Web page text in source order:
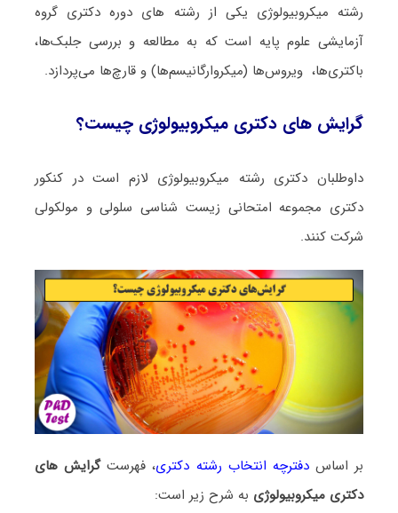
رشته ﻣﻴﻜﺮوﺑﻴﻮﻟﻮژی یکی از رشته های دوره دکتری گروه
آزمایشی علوم پایه است که به مطالعه و بررسی جلبک‌ها،
باکتری‌ها، ویروس‌ها (میکروارگانیسم‌ها) و قارچ‌ها می‌پردازد.
گرایش های دکتری ﻣﻴﻜﺮوﺑﻴﻮﻟﻮژی چیست؟
داوطلبان دکتری رشته ﻣﻴﻜﺮوﺑﻴﻮﻟﻮژی لازم است در کنکور
دکتری مجموعه امتحانی زیست شناسی ﺳﻠﻮلی و ﻣﻮﻟﻜﻮلی
شرکت کنند.
بر اساسدفترچه انتخاب رشته دکتری، فهرستگرایش های
دکتری ﻣﻴﻜﺮوﺑﻴﻮﻟﻮژی به شرح زیر است: